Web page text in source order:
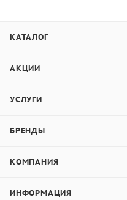
КАТАЛОГ
АКЦИИ
УСЛУГИ
БРЕНДЫ
КОМПАНИЯ
ИНФОРМАЦИЯ